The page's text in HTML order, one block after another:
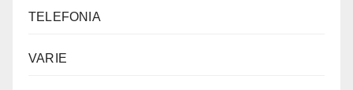
TELEFONIA
VARIE